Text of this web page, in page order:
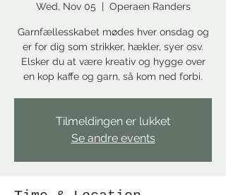
Wed, Nov 05
  |
Operaen Randers
Garnfællesskabet mødes hver onsdag og
er for dig som strikker, hækler, syer osv.
Elsker du at være kreativ og hygge over
en kop kaffe og garn, så kom ned forbi.
Tilmeldingen er lukket
Se andre events